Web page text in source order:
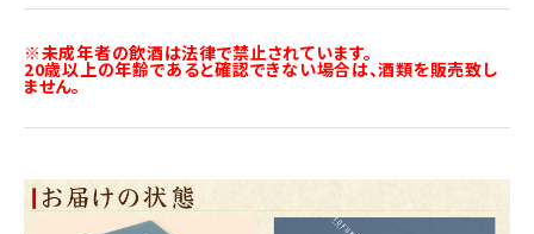
※未成年者の飲酒は法律で禁止されています。
20歳以上の年齢であると確認できない場合は、酒類を販売致し
ません。